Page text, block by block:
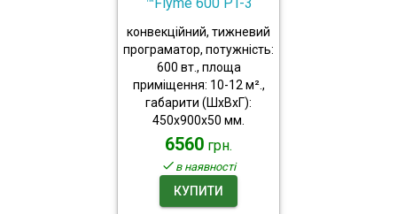
™Flyme 600 PT-3
конвекційний, тижневий
програматор, потужність:
600 вт., площа
приміщення: 10-12 м².,
габарити (ШхВхГ):
450x900x50 мм.
6560 грн.
в наявності
КУПИТИ